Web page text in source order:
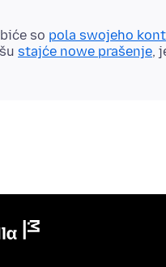
so pola swojeho
stajće nowe prašenje,